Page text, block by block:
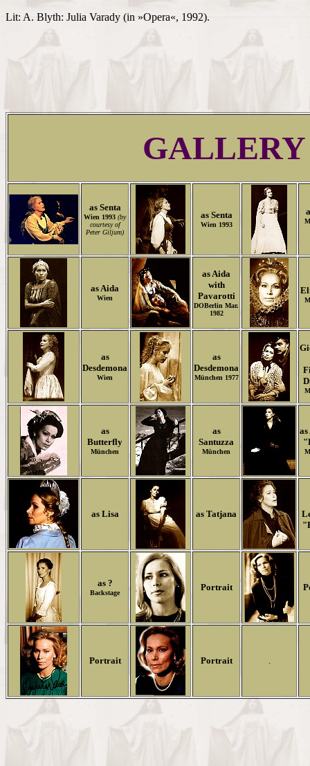
Lit: A. Blyth: Julia Varady (in »Opera«, 1992).
GALLERY
as Senta
Wien 1993 (by
courtesy of
Peter Giljum)
as Senta
Wien 1993
as Aida
Wien
as Aida
with
Pavarotti
DOBerlin Mar.
1982
as
Desdemona
Wien
as
Desdemona
München 1977
as
Butterfly
München
as
Santuzza
München
as Lisa as Tatjana
as ?
Backstage
Portrait
Portrait Portrait .